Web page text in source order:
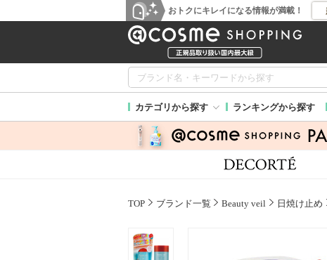
おトクにキレイになる情報が満載！
カテゴリから探す ランキングから探す
TOP ブランド一覧 Beauty veil 日焼け止め